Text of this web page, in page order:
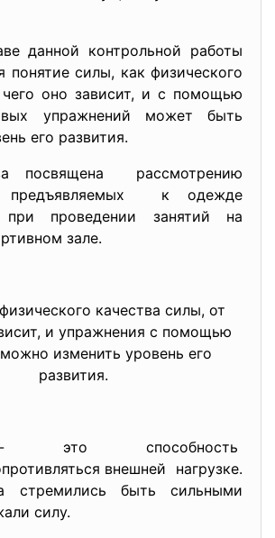
данной контрольной работы
понятие силы, как физического
чего оно зависит, и с помощью
упражнений может быть
его развития.
посвящена рассмотрению
предъявляемых к одежде
при проведении занятий на
зале.
качества силы, от
и упражнения с помощью
изменить уровень его
развития.
способность
внешней нагрузке.
стремились быть сильными
силу.